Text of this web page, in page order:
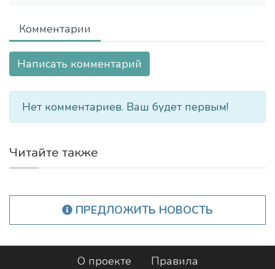
Комментарии
Написать комментарий
Нет комментариев. Ваш будет первым!
Читайте также
ПРЕДЛОЖИТЬ НОВОСТЬ
О проекте
Правила